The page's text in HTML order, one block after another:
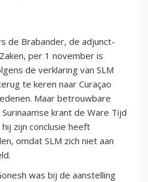
de Brabander, de adjunct-
per 1 november is
de verklaring van SLM
te keren naar Curaçao
Maar betrouwbare
krant de Ware Tijd
zijn conclusie heeft
omdat SLM zich niet aan
was bij de aanstelling